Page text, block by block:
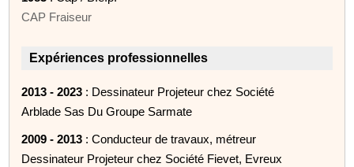
CAP Fraiseur
Expériences professionnelles
2013 - 2023 : Dessinateur Projeteur chez Société
Arblade Sas Du Groupe Sarmate
2009 - 2013 : Conducteur de travaux, métreur
Dessinateur Projeteur chez Société Fievet, Evreux